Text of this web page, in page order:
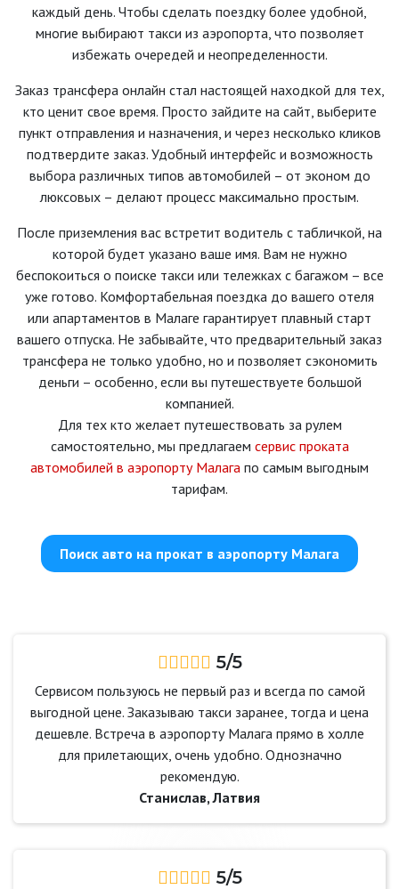
каждый день. Чтобы сделать поездку более удобной,
многие выбирают такси из аэропорта, что позволяет
избежать очередей и неопределенности.
Заказ трансфера онлайн стал настоящей находкой для тех,
кто ценит свое время. Просто зайдите на сайт, выберите
пункт отправления и назначения, и через несколько кликов
подтвердите заказ. Удобный интерфейс и возможность
выбора различных типов автомобилей – от эконом до
люксовых – делают процесс максимально простым.
После приземления вас встретит водитель с табличкой, на
которой будет указано ваше имя. Вам не нужно
беспокоиться о поиске такси или тележках с багажом – все
уже готово. Комфортабельная поездка до вашего отеля
или апартаментов в Малаге гарантирует плавный старт
вашего отпуска. Не забывайте, что предварительный заказ
трансфера не только удобно, но и позволяет сэкономить
деньги – особенно, если вы путешествуете большой
компанией.
Для тех кто желает путешествовать за рулем
самостоятельно, мы предлагаем сервис проката
автомобилей в аэропорту Малага по самым выгодным
тарифам.
Поиск авто на прокат в аэропорту Малага
5/5
Сервисом пользуюсь не первый раз и всегда по самой
выгодной цене. Заказываю такси заранее, тогда и цена
дешевле. Встреча в аэропорту Малага прямо в холле
для прилетающих, очень удобно. Однозначно
рекомендую.
Станислав, Латвия
5/5